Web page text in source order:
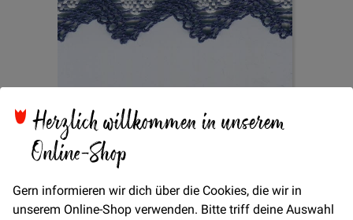
Herzlich willkommen in unserem
Online-Shop
Gern informieren wir dich über die Cookies, die wir in
unserem Online-Shop verwenden. Bitte triff deine Auswahl
Anfang
Bildgalerie
Spitze Zickzack 35mm -
Blau/Weiss